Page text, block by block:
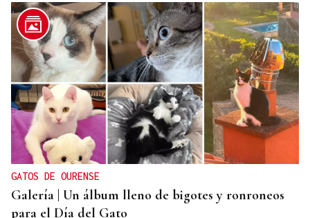
GATOS DE OURENSE
Galería | Un álbum lleno de bigotes y ronroneos
para el Día del Gato